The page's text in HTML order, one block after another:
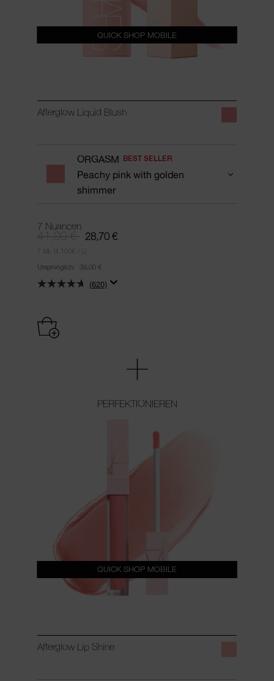
QUICK SHOP MOBILE
(620)
Afterglow Liquid Blush
ORGASM BEST SELLER
Peachy pink with golden
shimmer
7 Nuancen
41,00 € 28,70 €
7 ML
Ursprünglich: 39,00 €
PERFEKTIONIEREN
QUICK SHOP MOBILE
Afterglow Lip Shine